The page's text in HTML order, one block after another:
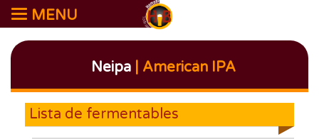
MENU
Neipa| American IPA
Lista de fermentables